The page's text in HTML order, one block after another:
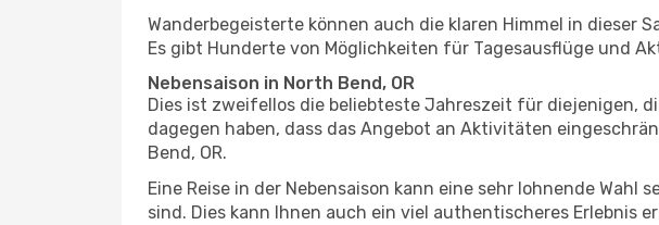
Wanderbegeisterte können auch die klaren Himmel in
Es gibt Hunderte von Möglichkeiten für Tagesausflüge und
Nebensaison in North Bend, OR
Dies ist zweifellos die beliebteste Jahreszeit für diejenigen,
dagegen haben, dass das Angebot an Aktivitäten
Bend, OR.
Eine Reise in der Nebensaison kann eine sehr lohnende
sind. Dies kann Ihnen auch ein viel authentischeres Erlebnis